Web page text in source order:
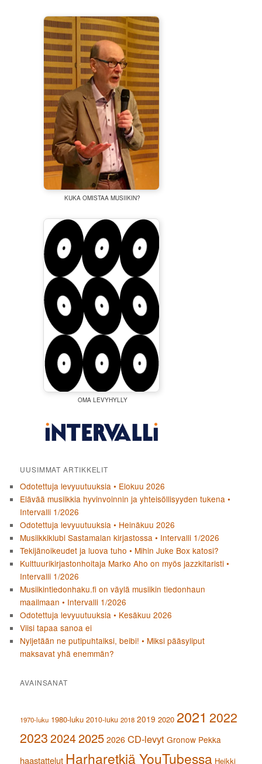
KUKA OMISTAA MUSIIKIN?
OMA LEVYHYLLY
UUSIMMAT ARTIKKELIT
Odotettuja levyuutuuksia • Elokuu 2026
Elävää musiikkia hyvinvoinnin ja yhteisöllisyyden tukena •
Intervalli 1/2026
Odotettuja levyuutuuksia • Heinäkuu 2026
Musiikkiklubi Sastamalan kirjastossa • Intervalli 1/2026
Tekijänoikeudet ja luova tuho • Mihin Juke Box katosi?
Kulttuurikirjastonhoitaja Marko Aho on myös jazzkitaristi •
Intervalli 1/2026
Musiikintiedonhaku.fi on väylä musiikin tiedonhaun
maailmaan • Intervalli 1/2026
Odotettuja levyuutuuksia • Kesäkuu 2026
Viisi tapaa sanoa ei
Nyljetään ne putipuhtaiksi, beibi! • Miksi pääsyliput
maksavat yhä enemmän?
AVAINSANAT
1970-luku 1980-luku 2010-luku 2018 2019 2020 2021 2022
202320242025 2026 CD-levyt Gronow Pekka
haastattelut Harharetkiä YouTubessa Heikki